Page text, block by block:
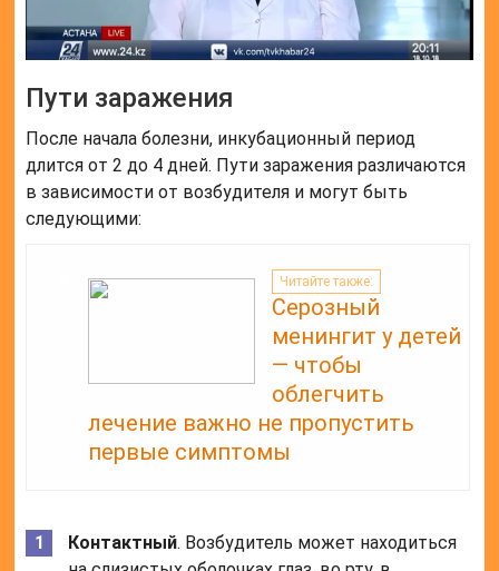
Пути заражения
После начала болезни, инкубационный период
длится от 2 до 4 дней. Пути заражения различаются
в зависимости от возбудителя и могут быть
следующими:
Читайте также:
Серозный
менингит у детей
— чтобы
облегчить
лечение важно не пропустить
первые симптомы
Контактный. Возбудитель может находиться